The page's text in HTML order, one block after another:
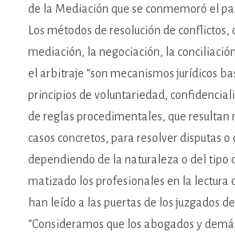
de la Mediación que se conmemoró el
Los métodos de resolución de conflictos,
mediación, la negociación, la
el arbitraje “son mecanismos jurídicos
principios de voluntariedad,
de reglas procedimentales, que resultan
casos concretos, para resolver disputas o
dependiendo de la naturaleza o del tipo
matizado los profesionales en la lectura
han leído a las puertas de los juzgados de
“Consideramos que los abogados y